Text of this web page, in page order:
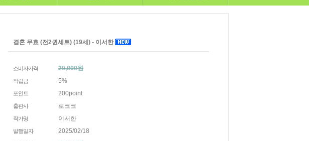
결혼 무효 (전2권세트) (19세) - 이서한
소비자가격 20,000원
적립금 5%
포인트 200point
출판사 로코코
작가명 이서한
발행일자 2025/02/18